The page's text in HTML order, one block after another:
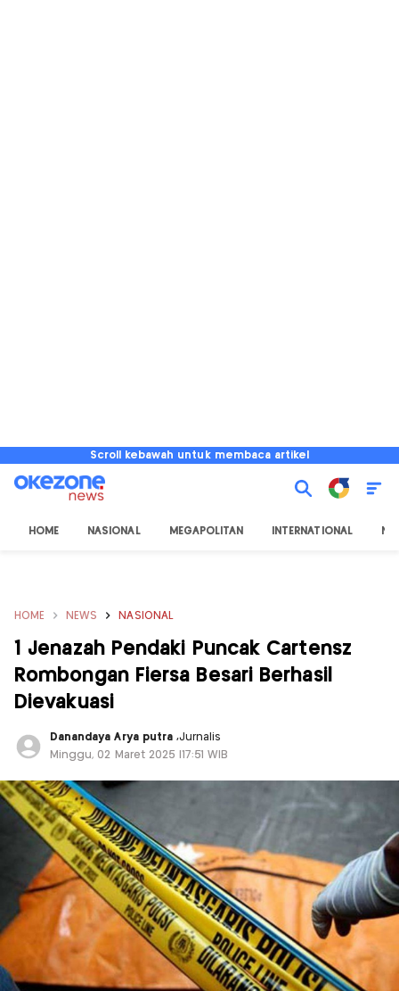
Scroll kebawah untuk membaca artikel
HOME NASIONAL MEGAPOLITAN INTERNATIONAL
HOME NEWS NASIONAL
1 Jenazah Pendaki Puncak Cartensz
Rombongan Fiersa Besari Berhasil
Dievakuasi
Danandaya Arya putra,Jurnalis
Minggu, 02 Maret 2025 |17:51 WIB